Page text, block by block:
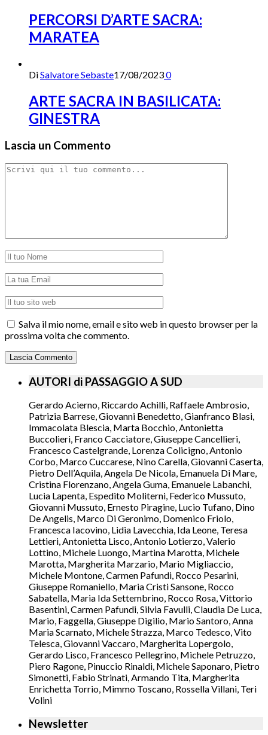
PERCORSI D’ARTE SACRA:
MARATEA
DiSalvatore Sebaste17/08/20230
ARTE SACRA IN BASILICATA:
GINESTRA
Lascia un Commento
Salva il mio nome, email e sito web in questo browser per la
prossima volta che commento.
AUTORI di PASSAGGIO A SUD
Gerardo Acierno, Riccardo Achilli, Raffaele Ambrosio,
Patrizia Barrese, Giovanni Benedetto, Gianfranco Blasi,
Immacolata Blescia, Marta Bocchio, Antonietta
Buccolieri, Franco Cacciatore, Giuseppe Cancellieri,
Francesco Castelgrande, Lorenza Colicigno, Antonio
Corbo, Marco Cuccarese, Nino Carella, Giovanni Caserta,
Pietro Dell’Aquila, Angela De Nicola, Emanuela Di Mare,
Cristina Florenzano, Angela Guma, Emanuele Labanchi,
Lucia Lapenta, Espedito Moliterni, Federico Mussuto,
Giovanni Mussuto, Ernesto Piragine, Lucio Tufano, Dino
De Angelis, Marco Di Geronimo, Domenico Friolo,
Francesca Iacovino, Lidia Lavecchia, Ida Leone, Teresa
Lettieri, Antonietta Lisco, Antonio Lotierzo, Valerio
Lottino, Michele Luongo, Martina Marotta, Michele
Marotta, Margherita Marzario, Mario Migliaccio,
Michele Montone, Carmen Pafundi, Rocco Pesarini,
Giuseppe Romaniello, Maria Cristi Sansone, Rocco
Sabatella, Maria Ida Settembrino, Rocco Rosa, Vittorio
Basentini, Carmen Pafundi, Silvia Favulli, Claudia De Luca,
Mario, Faggella, Giuseppe Digilio, Mario Santoro, Anna
Maria Scarnato, Michele Strazza, Marco Tedesco, Vito
Telesca, Giovanni Vaccaro, Margherita Lopergolo,
Gerardo Lisco, Francesco Pellegrino, Michele Petruzzo,
Piero Ragone, Pinuccio Rinaldi, Michele Saponaro, Pietro
Simonetti, Fabio Strinati, Armando Tita, Margherita
Enrichetta Torrio, Mimmo Toscano, Rossella Villani, Teri
Volini
Newsletter